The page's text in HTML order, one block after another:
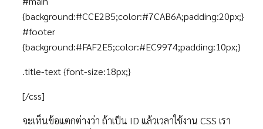
{background:#CCE2B5;color:#7CAB6A;padding:20px;}
#footer
{background:#FAF2E5;color:#EC9974;padding:10px;}
.title-text {font-size:18px;}
[/css]
จะเห็นข้อแตกต่างว่า ถ้าเป็น ID แล้วเวลาใช้งาน CSS เรา